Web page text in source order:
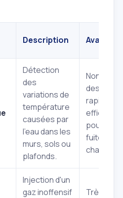
Description
Détection
des
variations de
température
causées par
l'eau dans les
murs, sols ou
plafonds.
Non
rapide,
efficace
pour les
fuites
chaude.
Injection d'un
gaz inoffensif
Très